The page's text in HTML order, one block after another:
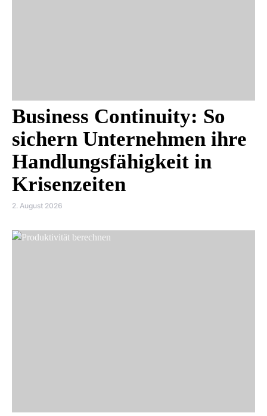
Business Continuity: So
sichern Unternehmen ihre
Handlungsfähigkeit in
Krisenzeiten
2. August 2026